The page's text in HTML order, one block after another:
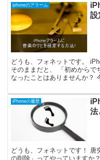
iphoneのアラーム
設
どうも、フォネットです。
そのままだと、 「初めからで
なったことはありませんか？
iPhoneの履歴
法
どうも、フォネットです！
の削除」ってやっていますか